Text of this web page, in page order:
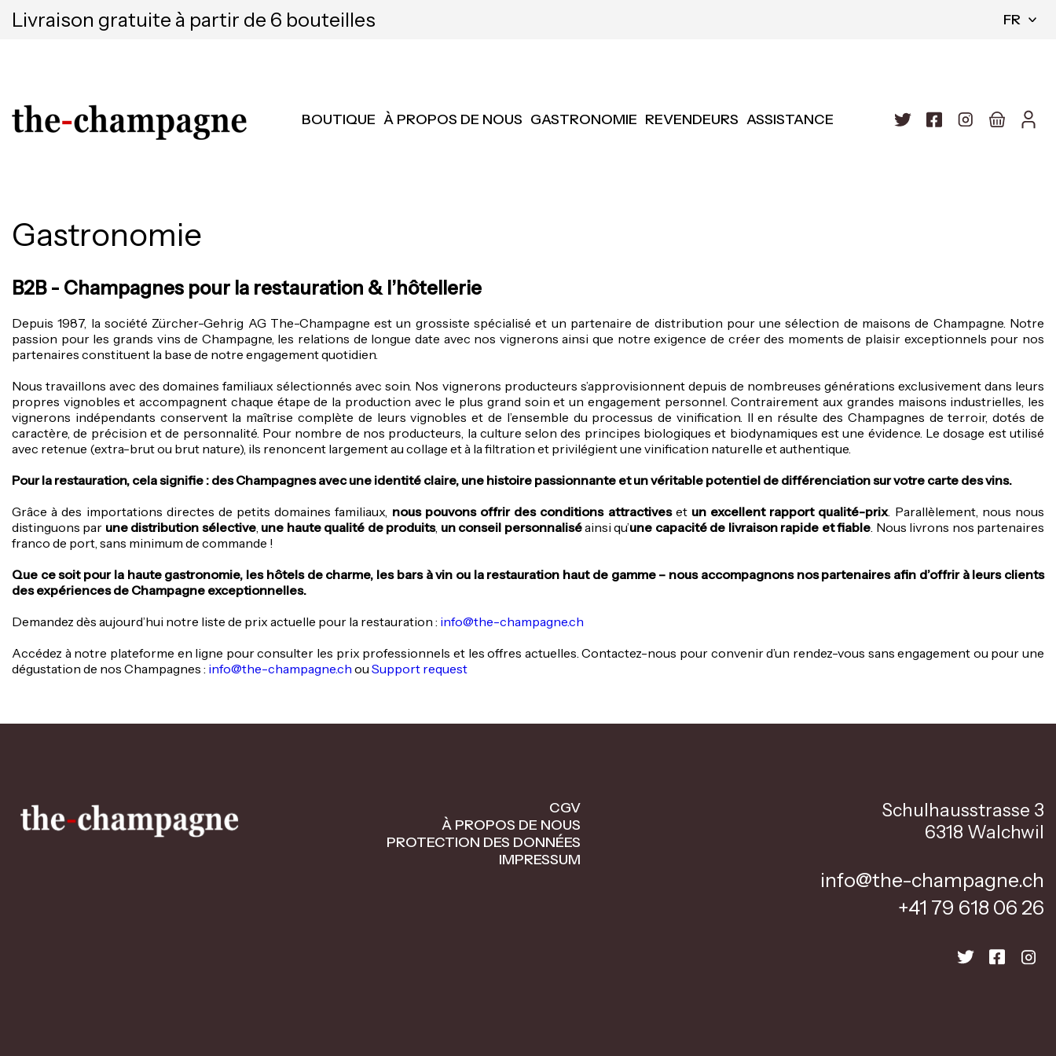
Livraison gratuite à partir de 6 bouteilles FR
BOUTIQUE À PROPOS DE NOUS GASTRONOMIE REVENDEURS ASSISTANCE
Gastronomie
B2B - Champagnes pour la restauration & l’hôtellerie
Depuis 1987, la société Zürcher-Gehrig AG The-Champagne est un grossiste spécialisé et un partenaire de distribution pour une sélection de maisons de Champagne. Notre
passion pour les grands vins de Champagne, les relations de longue date avec nos vignerons ainsi que notre exigence de créer des moments de plaisir exceptionnels pour nos
partenaires constituent la base de notre engagement quotidien.
Nous travaillons avec des domaines familiaux sélectionnés avec soin. Nos vignerons producteurs s’approvisionnent depuis de nombreuses générations exclusivement dans leurs
propres vignobles et accompagnent chaque étape de la production avec le plus grand soin et un engagement personnel. Contrairement aux grandes maisons industrielles, les
vignerons indépendants conservent la maîtrise complète de leurs vignobles et de l’ensemble du processus de vinification. Il en résulte des Champagnes de terroir, dotés de
caractère, de précision et de personnalité. Pour nombre de nos producteurs, la culture selon des principes biologiques et biodynamiques est une évidence. Le dosage est utilisé
avec retenue (extra-brut ou brut nature), ils renoncent largement au collage et à la filtration et privilégient une vinification naturelle et authentique.
Pour la restauration, cela signifie : des Champagnes avec une identité claire, une histoire passionnante et un véritable potentiel de différenciation sur votre carte des vins.
Grâce à des importations directes de petits domaines familiaux, nous pouvons offrir des conditions attractiveset un excellent rapport qualité-prix. Parallèlement, nous nous
distinguons par une distribution sélective, une haute qualité de produits, un conseil personnaliséainsi qu’une capacité de livraison rapide et fiable. Nous livrons nos partenaires
franco de port, sans minimum de commande !
Que ce soit pour la haute gastronomie, les hôtels de charme, les bars à vin ou la restauration haut de gamme – nous accompagnons nos partenaires afin d’offrir à leurs clients
des expériences de Champagne exceptionnelles.
Demandez dès aujourd’hui notre liste de prix actuelle pour la restauration : info@the-champagne.ch
Accédez à notre plateforme en ligne pour consulter les prix professionnels et les offres actuelles.Contactez-nous pour convenir d’un rendez-vous sans engagement ou pour une
dégustation de nos Champagnes : info@the-champagne.ch ou Support request
CGV
À PROPOS DE NOUS
PROTECTION DES DONNÉES
IMPRESSUM
Schulhausstrasse 3
6318 Walchwil
info@the-champagne.ch
+41 79 618 06 26